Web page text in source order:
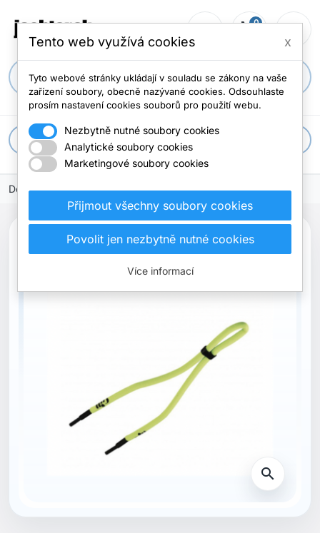
search
person_outline shopping_cart
0 menu
apps Všechny kategorie
Domů
search
Tento web využívá cookies x
Tyto webové stránky ukládají v souladu se zákony na vaše
zařízení soubory, obecně nazývané cookies. Odsouhlaste
prosím nastavení cookies souborů pro použití webu.
Nezbytně nutné soubory cookies
Analytické soubory cookies
Marketingové soubory cookies
Přijmout všechny soubory cookies
Povolit jen nezbytně nutné cookies
Více informací